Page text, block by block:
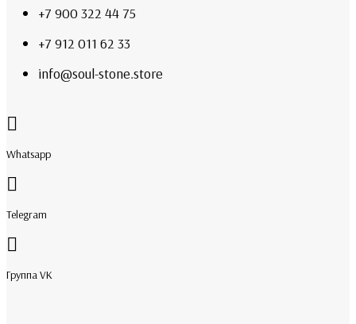
+7 900 322 44 75
+7 912 011 62 33
info@soul-stone.store
Whatsapp
Telegram
Группа VK